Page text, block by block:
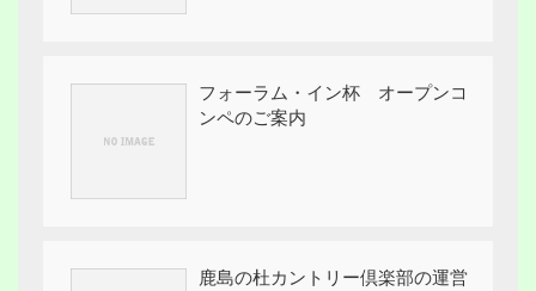
フォーラム・イン杯 オープンコ
ンペのご案内
鹿島の杜カントリー倶楽部の運営